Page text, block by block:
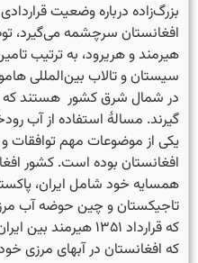
بزرگ‌زاده درباره وضعیت
افغانستان سرچشمه می‌گیرد،
هیرمند و هریرود، به ترتیب
سیستان و تالاب بین­‌المللی
در شمال شرق کشور هستند که
گیرند. مسالۀ استفاده از آب
یکی از موضوعات مهم توافقات
افغانستان بوده است. کشور
همسایه خود شامل ایران،
تاجیکستان و چین حوضه آب
که قرارداد ۱۳۵۱
که افغانستان در آب­های مرزی